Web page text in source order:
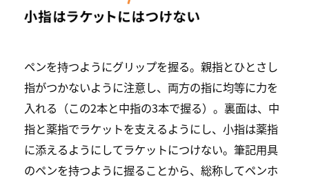
ペンを持つようにグリップを握る。親指とひとさし
指がつかないように注意し、両方の指に均等に力を
入れる（この2本と中指の3本で握る）。裏面は、中
指と薬指でラケットを支えるようにし、小指は薬指
に添えるようにしてラケットにつけない。筆記用具
のペンを持つように握ることから、総称してペンホ